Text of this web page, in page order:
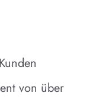
von über